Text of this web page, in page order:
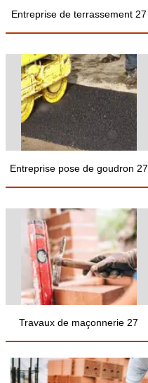
Entreprise de terrassement 27
Entreprise pose de goudron 27
Travaux de maçonnerie 27